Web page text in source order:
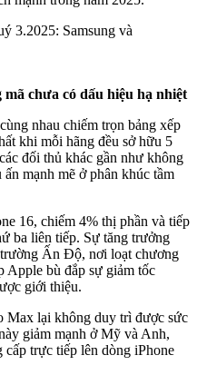
mã chưa có dấu hiệu hạ nhiệt
nhau chiếm trọn bảng xếp
khi mỗi hãng đều sở hữu 5
đối thủ khác gần như không
mạnh mẽ ở phân khúc tầm
16, chiếm 4% thị phần và tiếp
ba liên tiếp. Sự tăng trưởng
Ấn Độ, nơi loạt chương
Apple bù đắp sự giảm tốc
giới thiệu.
Max lại không duy trì được sức
giảm mạnh ở Mỹ và Anh,
trực tiếp lên dòng iPhone